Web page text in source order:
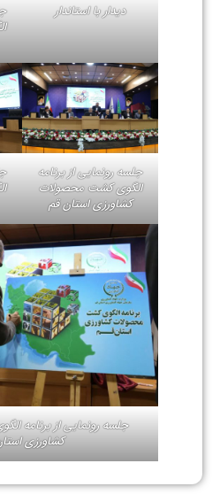
دیدار با استاندار
جلسه رونمایی از برنامه
الگوی کشت محصولات
کشاورزی استان قم
جلسه رونمایی از برنامه
کشاورزی